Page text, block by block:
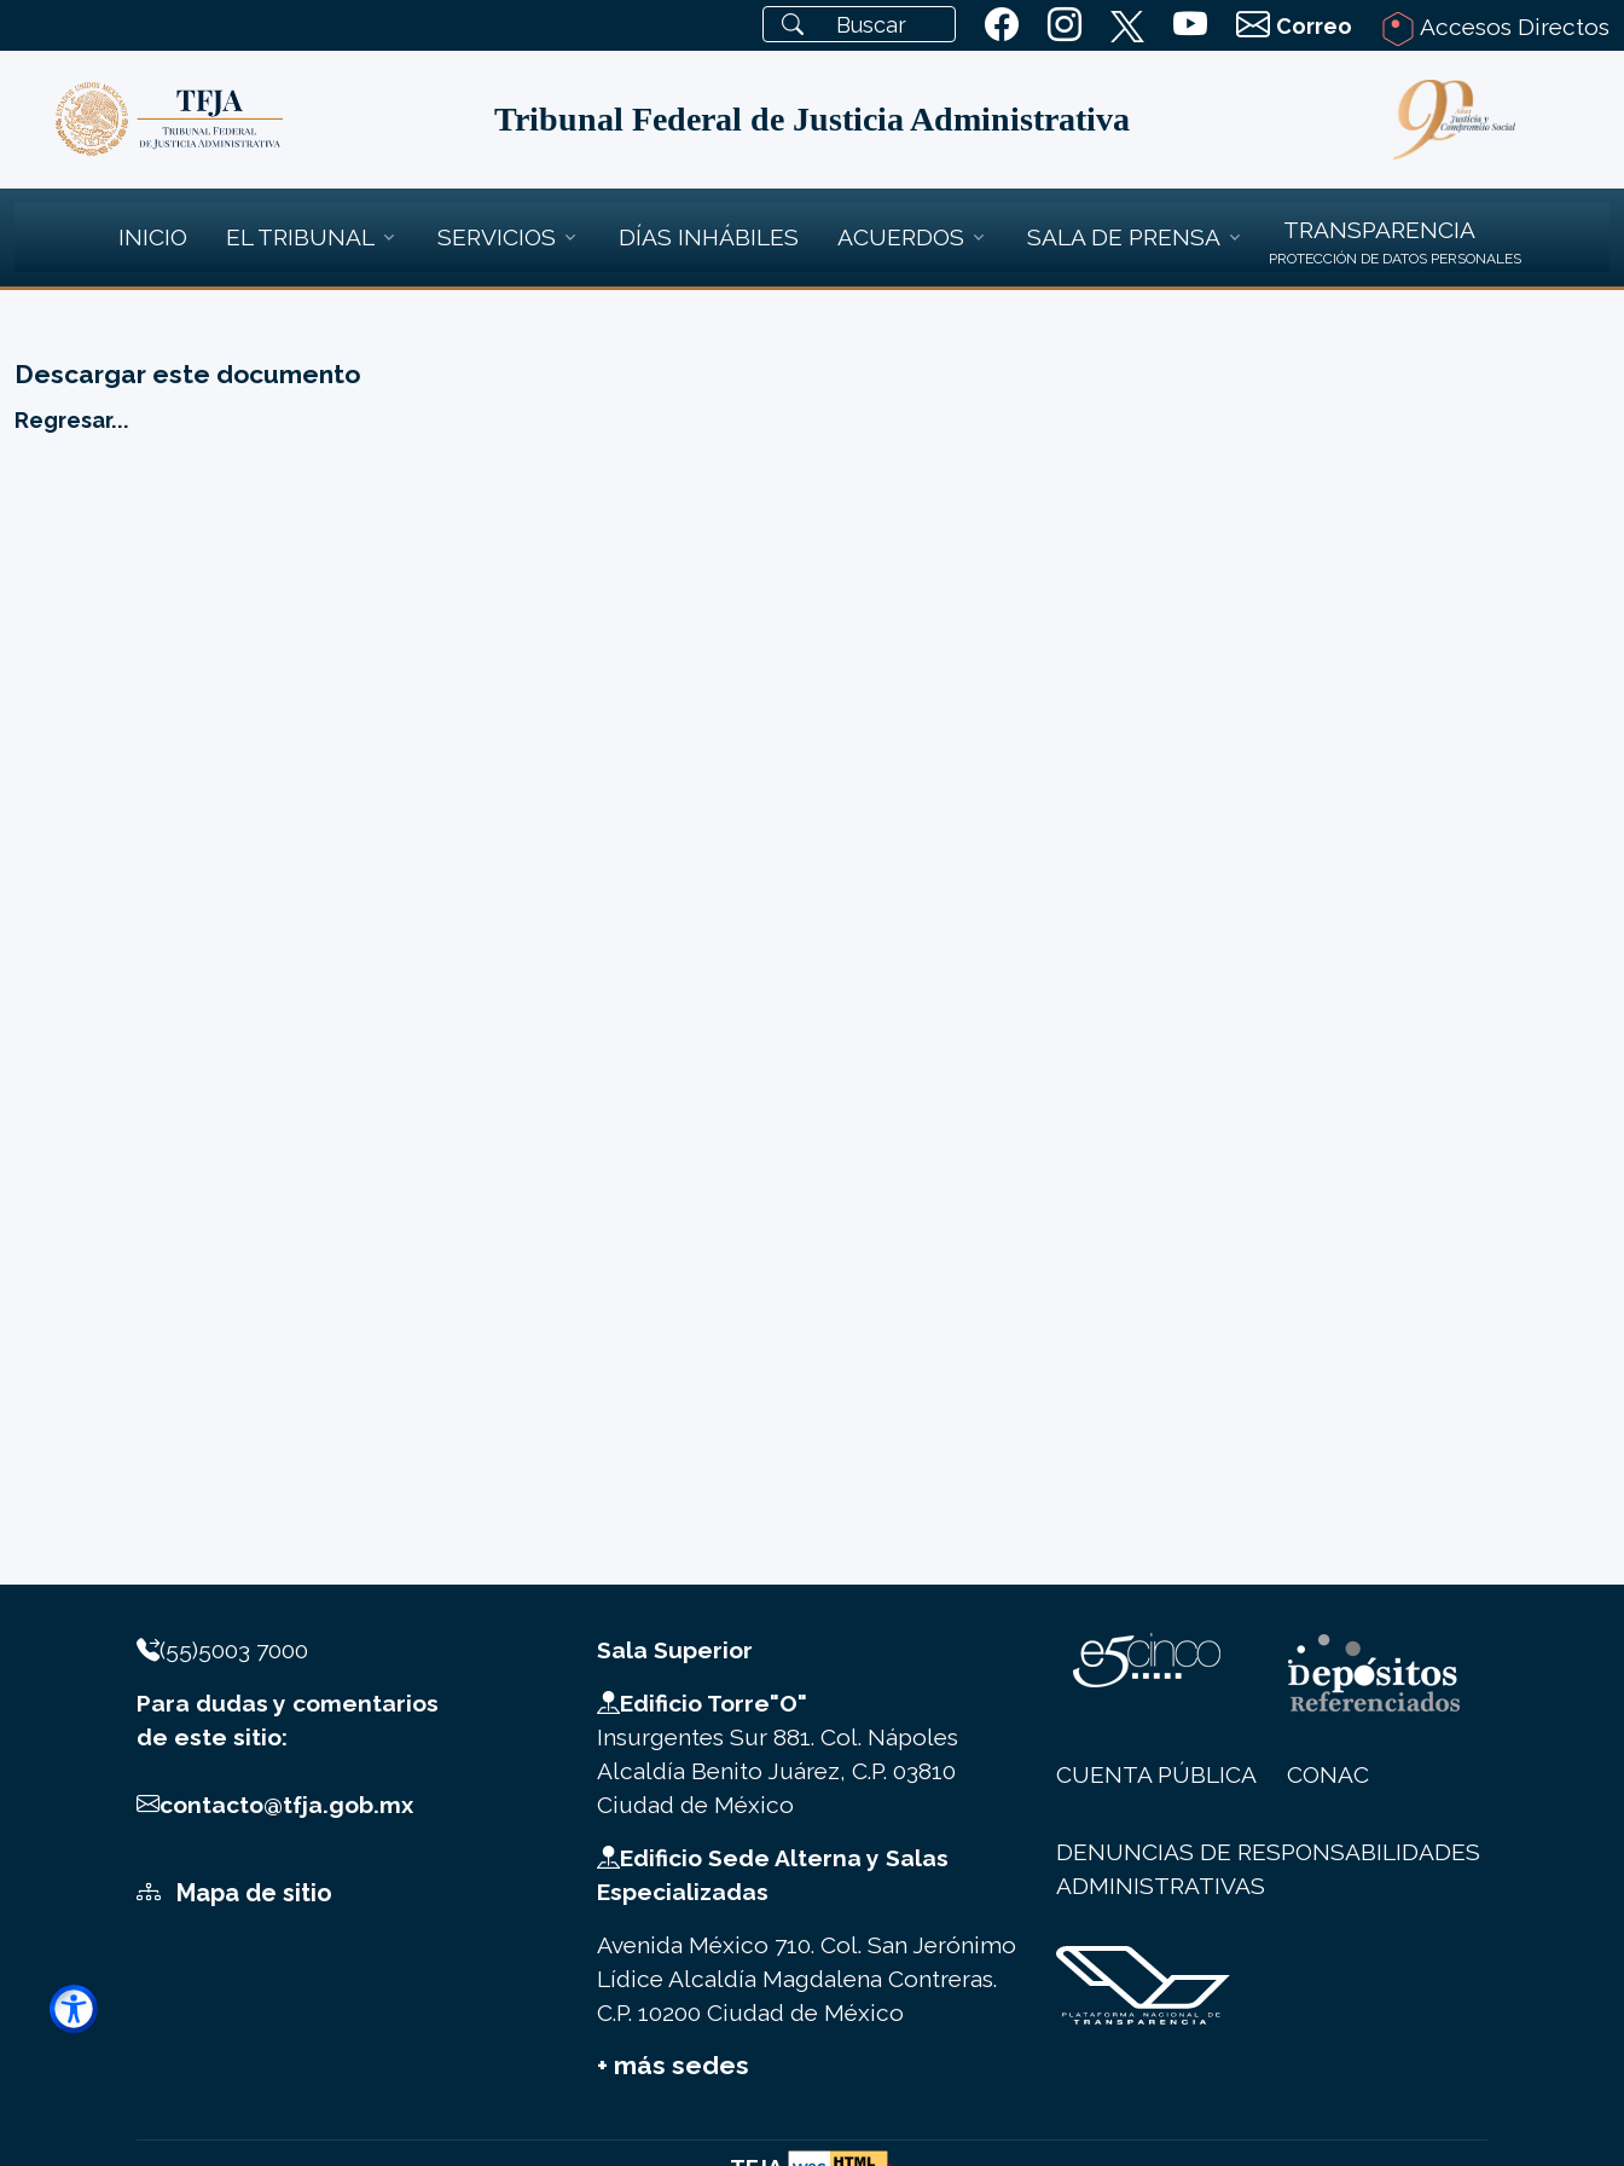
Correo Accesos Directos
Tribunal Federal de Justicia Administrativa
INICIO EL TRIBUNAL SERVICIOS DÍAS INHÁBILES ACUERDOS SALA DE PRENSA TRANSPARENCIA
PROTECCIÓN DE DATOS PERSONALES
Descargar este documento
Regresar...
(55)5003 7000
Para dudas y comentarios
de este sitio:
contacto@tfja.gob.mx
Mapa de sitio
Sala Superior
Edificio Torre"O"
Insurgentes Sur 881. Col. Nápoles
Alcaldía Benito Juárez, C.P. 03810
Ciudad de México
Edificio Sede Alterna y Salas
Especializadas
Avenida México 710. Col. San Jerónimo
Lídice Alcaldía Magdalena Contreras.
C.P. 10200 Ciudad de México
+ más sedes
CUENTA PÚBLICA CONAC
DENUNCIAS DE RESPONSABILIDADES
ADMINISTRATIVAS